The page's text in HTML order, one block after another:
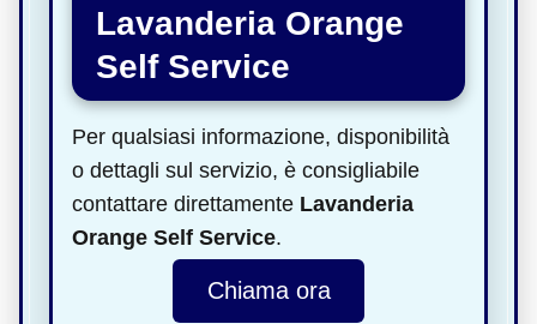
Lavanderia Orange
Self Service
Per qualsiasi informazione, disponibilità
o dettagli sul servizio, è consigliabile
contattare direttamente Lavanderia
Orange Self Service.
Chiama ora